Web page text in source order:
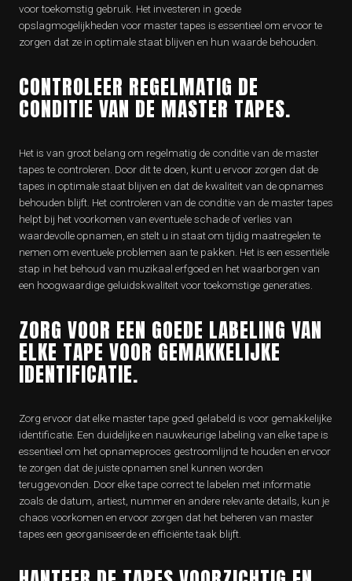
voor toekomstig gebruik. Het investeren in goede
opslagmogelijkheden voor master tapes is essentieel om ervoor te
zorgen dat ze in optimale staat blijven en hun waarde behouden.
CONTROLEER REGELMATIG DE
CONDITIE VAN DE MASTER TAPES.
Het is van groot belang om regelmatig de conditie van de master
tapes te controleren. Door dit te doen, kunt u ervoor zorgen dat de
tapes in optimale staat blijven en dat de kwaliteit van de opnames
behouden blijft. Het controleren van de conditie van de master tapes
helpt bij het voorkomen van eventuele schade of verlies van
waardevolle opnamen, en stelt u in staat om tijdig maatregelen te
nemen om eventuele problemen aan te pakken. Het is een essentiële
stap in het behoud van muzikaal erfgoed en het waarborgen van
een hoogwaardige geluidskwaliteit voor toekomstige generaties.
ZORG VOOR EEN GOEDE LABELING VAN
ELKE TAPE VOOR GEMAKKELIJKE
IDENTIFICATIE.
Zorg ervoor dat elke master tape goed gelabeld is voor gemakkelijke
identificatie. Een duidelijke en nauwkeurige labeling van elke tape is
essentieel om het opnameproces gestroomlijnd te houden en ervoor
te zorgen dat de juiste opnamen snel kunnen worden
teruggevonden. Door elke tape correct te labelen met informatie
zoals de datum, artiest, nummer en andere relevante details, kun je
chaos voorkomen en ervoor zorgen dat het beheren van master
tapes een georganiseerde en efficiënte taak blijft.